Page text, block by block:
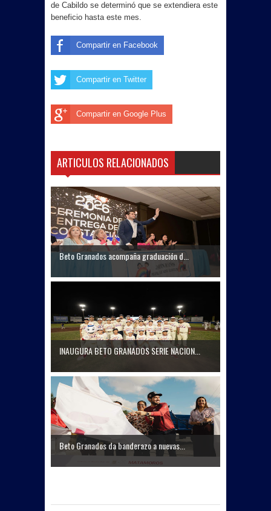
de Cabildo se determinó que se extendiera este
beneficio hasta este mes.
Compartir en Facebook
Compartir en Twitter
Compartir en Google Plus
ARTICULOS RELACIONADOS
Beto Granados acompaña graduación d...
INAUGURA BETO GRANADOS SERIE NACION...
Beto Granados da banderazo a nuevas...